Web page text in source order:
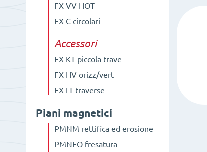
FX VV HOT
FX C circolari
Accessori
FX KT piccola trave
FX HV orizz/vert
FX LT traverse
Piani magnetici
PMNM rettifica ed erosione
PMNEO fresatura